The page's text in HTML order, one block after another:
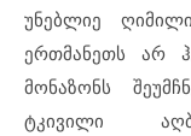
უნებლიე
ერთმანეთს არ
მონაზონს
ტკივილი